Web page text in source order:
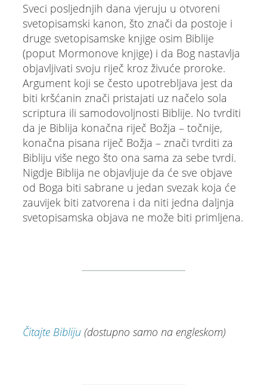
Sveci posljednjih dana vjeruju u otvoreni
svetopisamski kanon, što znači da postoje i
druge svetopisamske knjige osim Biblije
(poput Mormonove knjige) i da Bog nastavlja
objavljivati svoju riječ kroz živuće proroke.
Argument koji se često upotrebljava jest da
biti kršćanin znači pristajati uz načelo sola
scriptura ili samodovoljnosti Biblije. No tvrditi
da je Biblija konačna riječ Božja – točnije,
konačna pisana riječ Božja – znači tvrditi za
Bibliju više nego što ona sama za sebe tvrdi.
Nigdje Biblija ne objavljuje da će sve objave
od Boga biti sabrane u jedan svezak koja će
zauvijek biti zatvorena i da niti jedna daljnja
svetopisamska objava ne može biti primljena.
Čitajte Bibliju(dostupno samo na engleskom)